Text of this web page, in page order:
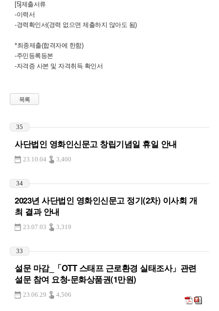
[5]제출서류
-이력서
-경력확인서(경력 없으면 제출하지 않아도 됨)
*최종제출(합격자에 한함)
-주민등록등본
-자격증 사본 및 자격취득 확인서
목록
35
사단법인 영화인신문고 창립기념일 휴일 안내
23.10.04 3,400
34
2023년 사단법인 영화인신문고 정기(2차) 이사회 개
최 결과 안내
23.07.03 3,319
33
설문 마감_「OTT 스태프 근로환경 실태조사」관련
설문 참여 요청-문화상품권(1만원)
23.06.29 4,506